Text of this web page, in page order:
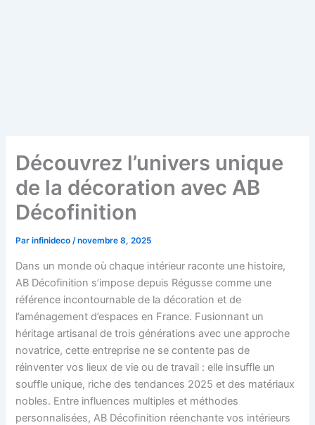
Découvrez l’univers unique
de la décoration avec AB
Décofinition
Parinfinideco/novembre 8, 2025
Dans un monde où chaque intérieur raconte une histoire,
AB Décofinition s’impose depuis Régusse comme une
référence incontournable de la décoration et de
l’aménagement d’espaces en France. Fusionnant un
héritage artisanal de trois générations avec une approche
novatrice, cette entreprise ne se contente pas de
réinventer vos lieux de vie ou de travail : elle insuffle un
souffle unique, riche des tendances 2025 et des matériaux
nobles. Entre influences multiples et méthodes
personnalisées, AB Décofinition réenchante vos intérieurs